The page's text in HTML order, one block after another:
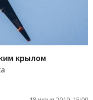
крылом